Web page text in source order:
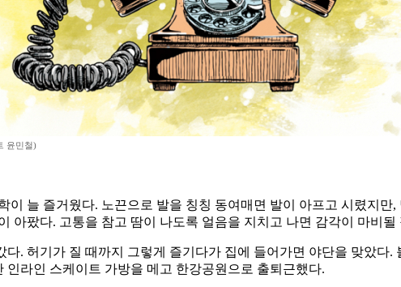
윤민철)
늘 즐거웠다. 노끈으로 발을 칭칭 동여매면 발이 아프고 시렸지
아팠다. 고통을 참고 땀이 나도록 얼음을 지치고 나면 감각이 마비될
. 허기가 질 때까지 그렇게 즐기다가 집에 들어가면 야단을 맞았다
라인 스케이트 가방을 메고 한강공원으로 출퇴근했다.